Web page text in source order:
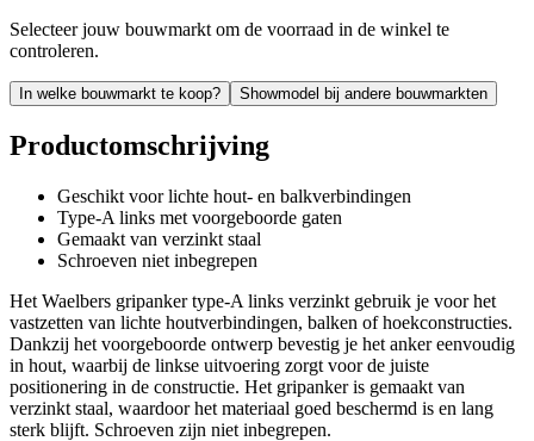
Selecteer jouw bouwmarkt om de voorraad in de winkel te
controleren.
In welke bouwmarkt te koop? Showmodel bij andere bouwmarkten
Productomschrijving
Geschikt voor lichte hout- en balkverbindingen
Type-A links met voorgeboorde gaten
Gemaakt van verzinkt staal
Schroeven niet inbegrepen
Het Waelbers gripanker type-A links verzinkt gebruik je voor het
vastzetten van lichte houtverbindingen, balken of hoekconstructies.
Dankzij het voorgeboorde ontwerp bevestig je het anker eenvoudig
in hout, waarbij de linkse uitvoering zorgt voor de juiste
positionering in de constructie. Het gripanker is gemaakt van
verzinkt staal, waardoor het materiaal goed beschermd is en lang
sterk blijft. Schroeven zijn niet inbegrepen.